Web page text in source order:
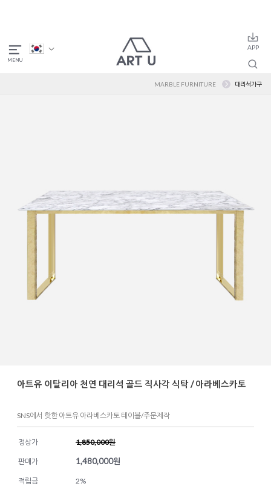
MARBLE FURNITURE 대리석가구
아트유 이탈리아 천연 대리석 골드 직사각 식탁 / 아라베스카토
SNS에서 핫한 아트유 아라베스카토 테이블/주문제작
정상가 1,850,000원
판매가 1,480,000원
적립금 2%